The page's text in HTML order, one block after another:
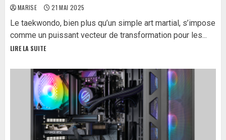
MARISE 21 MAI 2025
Le taekwondo, bien plus qu’un simple art martial, s’impose
comme un puissant vecteur de transformation pour les...
LIRE LA SUITE